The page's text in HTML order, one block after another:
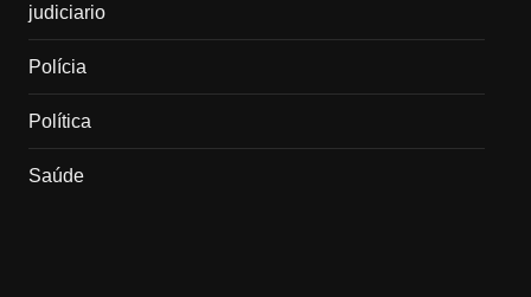
judiciario
Polícia
Política
Saúde